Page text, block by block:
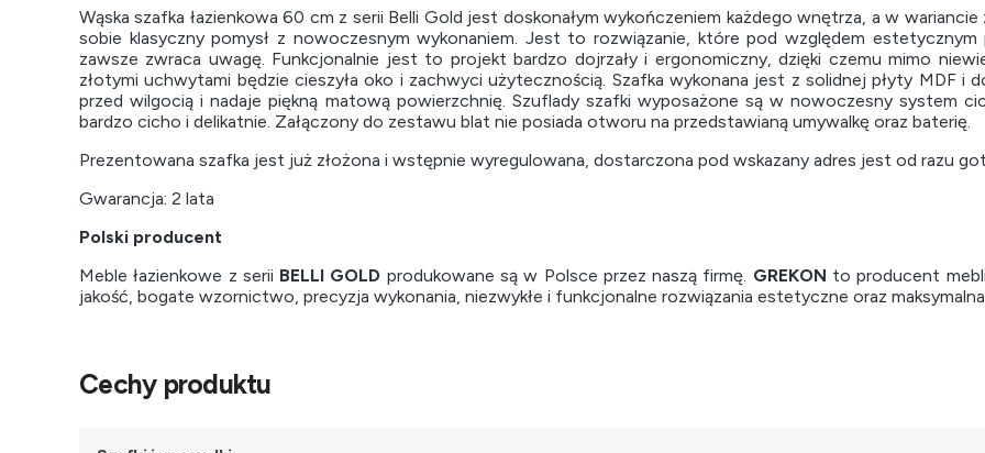
Wąska szafka łazienkowa 60 cm z serii Belli Gold jest doskonałym wykończeniem każdego wnętrza, a w
sobie klasyczny pomysł z nowoczesnym wykonaniem. Jest to rozwiązanie, które pod względem
zawsze zwraca uwagę. Funkcjonalnie jest to projekt bardzo dojrzały i ergonomiczny, dzięki czemu mimo
złotymi uchwytami będzie cieszyła oko i zachwyci użytecznością. Szafka wykonana jest z solidnej płyty MDF i
przed wilgocią i nadaje piękną matową powierzchnię. Szuflady szafki wyposażone są w nowoczesny system
bardzo cicho i delikatnie. Załączony do zestawu blat nie posiada otworu na przedstawianą umywalkę oraz baterię.
Prezentowana szafka jest już złożona i wstępnie wyregulowana, dostarczona pod wskazany adres jest od razu
Gwarancja: 2 lata
Polski producent
Meble łazienkowe z serii BELLI GOLD produkowane są w Polsce przez naszą firmę. GREKON to producent
jakość, bogate wzornictwo, precyzja wykonania, niezwykłe i funkcjonalne rozwiązania estetyczne oraz
Cechy produktu